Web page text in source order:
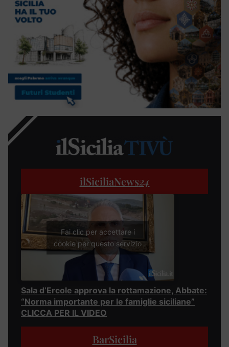
ilSiciliaNews24
Fai clic per accettare i
cookie per questo servizio
Sala d’Ercole approva la rottamazione, Abbate:
“Norma importante per le famiglie siciliane”
CLICCA PER IL VIDEO
BarSicilia